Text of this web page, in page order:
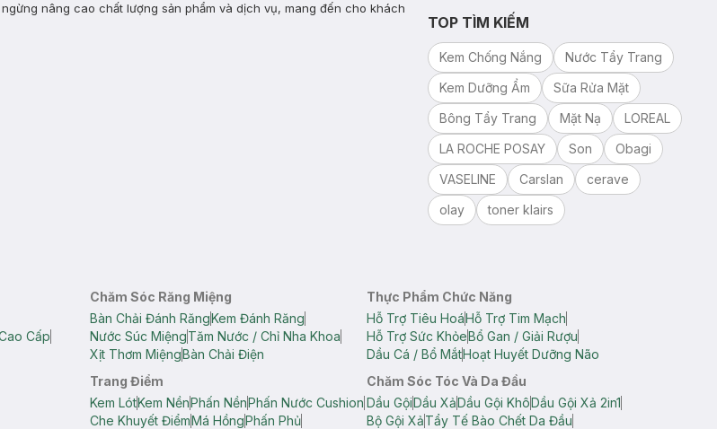
nâng cao chất lượng sản phẩm và dịch vụ, mang đến cho khách
TOP TÌM KIẾM
Kem Chống Nắng
Nước Tẩy Trang
Kem Dưỡng Ẩm
Sữa Rửa Mặt
Bông Tẩy Trang
Mặt Nạ
LOREAL
LA ROCHE POSAY
Son
Obagi
VASELINE
Carslan
cerave
olay
toner klairs
Cấp
Chăm Sóc Răng Miệng
Bàn Chải Đánh RăngKem Đánh Răng
Nước Súc MiệngTăm Nước / Chỉ Nha Khoa
Xịt Thơm MiệngBàn Chải Điện
Thực Phẩm Chức Năng
Hỗ Trợ Tiêu HoáHỗ Trợ Tim Mạch
Hỗ Trợ Sức KhỏeBổ Gan / Giải Rượu
Dầu Cá / Bổ MắtHoạt Huyết Dưỡng Não
Trang Điểm
Kem LótKem NềnPhấn NềnPhấn Nước Cushion
Che Khuyết ĐiểmMá HồngPhấn Phủ
Chăm Sóc Tóc Và Da Đầu
Dầu GộiDầu XảDầu Gội KhôDầu Gội Xả 2in1
Bộ Gội XảTẩy Tế Bào Chết Da Đầu